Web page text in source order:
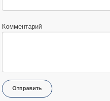
Комментарий
Отправить